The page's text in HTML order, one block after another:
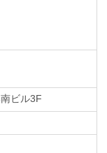
ビル3F